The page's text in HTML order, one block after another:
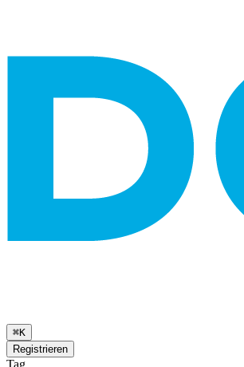
⌘K
Registrieren
Tag